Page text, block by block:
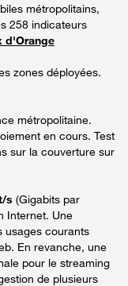
métropolitains,
258 indicateurs
d'Orange
zones déployées.
métropolitaine.
en cours. Test
sur la couverture sur
s (Gigabits par
Internet. Une
usages courants
En revanche, une
pour le streaming
de plusieurs